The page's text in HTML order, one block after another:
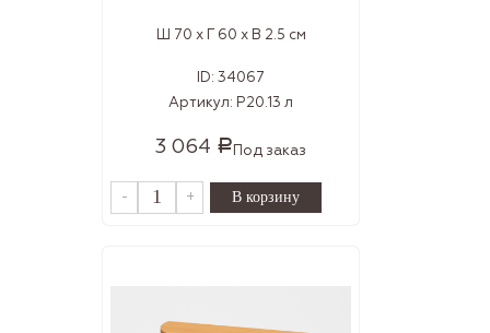
Ш 70 x Г 60 x В 2.5 см
ID: 34067
Артикул: Р20.13 л
3 064 РПод заказ
- +